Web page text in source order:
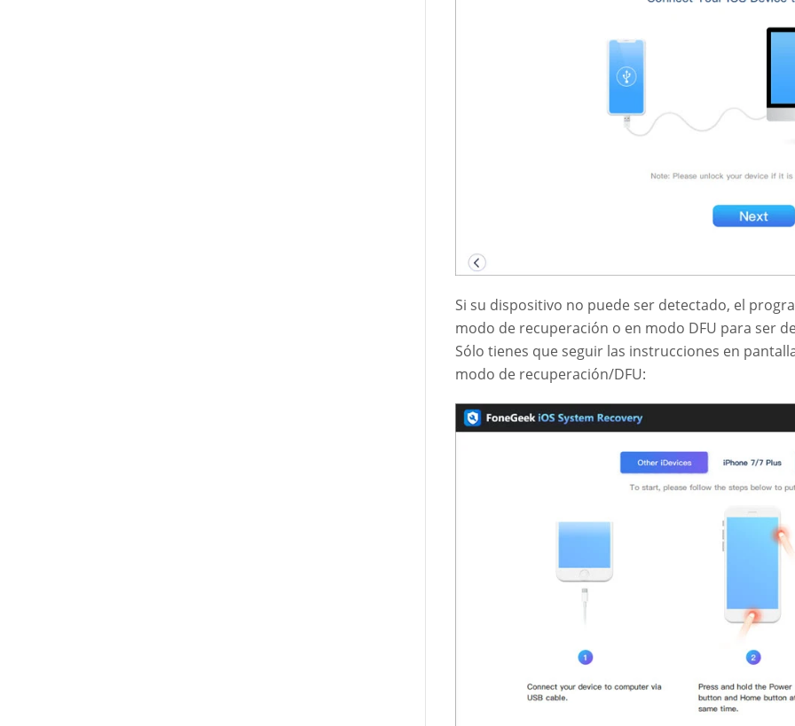
Si su dispositivo no puede ser detectado, el
modo de recuperación o en modo DFU para ser
Sólo tienes que seguir las instrucciones en
modo de recuperación/DFU: